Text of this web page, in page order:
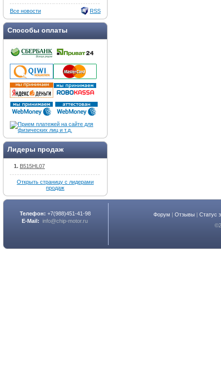
Все новости RSS
Способы оплаты
Лидеры продаж
B515HL07
Открыть страницу с лидерами
продаж
Телефон: +7(988)451-41-98
E-Mail: info@chip-motor.ru
Форум |Отзывы |Статус